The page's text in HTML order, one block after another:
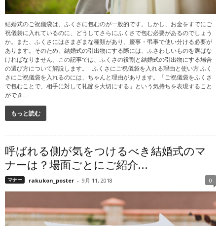
結婚式のご祝儀袋は、ふくさに包むのが一般的です。しかし、お金をすでにご
祝儀袋に入れているのに、どうしてさらにふくさで包む必要があるのでしょう
か。また、ふくさにはさまざまな種類があり、慶事・弔事で使い分ける必要が
あります。そのため、結婚式の引出物にする際には、ふさわしいものを選ばな
ければなりません。この記事では、ふくさの役割と結婚式の引出物にする場合
の選び方について解説します。 ふくさにご祝儀袋を入れる理由と使い方 ふく
さにご祝儀袋を入れるのには、ちゃんと理由があります。「ご祝儀袋をふくさ
で包むことで、相手に対して礼節を大切にする」という気持ちを表現すること
ができ...
もっと読む
呼ばれる側が気をつけるべき結婚式のマ
ナーは？場面ごとにご紹介...
マナー rakukon_poster - 9月 11, 2018 0